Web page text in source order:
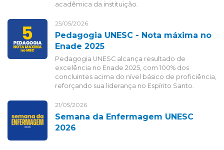
acadêmica da instituição.
25/05/2026
Pedagogia UNESC - Nota máxima no
Enade 2025
Pedagogia UNESC alcança resultado de
excelência no Enade 2025, com 100% dos
concluintes acima do nível básico de proficiência,
reforçando sua liderança no Espírito Santo.
21/05/2026
Semana da Enfermagem UNESC
2026